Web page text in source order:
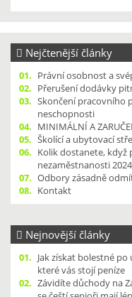
Nejčtenější články
01. Právní osobnost a
02. Přerušení dodávky
03. Skončení pracovního
neschopnosti
04. MINIMÁLNÍ A
05. Školící a ubytovací
06. Kolik dostanete, když
nezaměstnanosti 2024
07. Odbory zásadně
08. Kontakt
Nejnovější články
01. Jak získat bolestné
které vás stojí peníze
02. Závidíte důchody na